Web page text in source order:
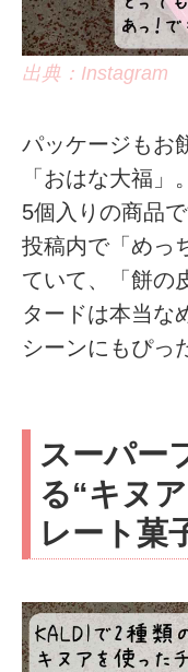
出典：Instagram
パッケージもお
「おはな大福
5個入りの商品
投稿内で「めっ
ていて、「餅の
タードは本当な
シーンにもぴっ
スーパー
る“キヌ
レート菓